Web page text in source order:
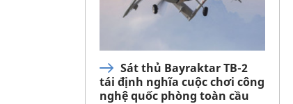
Sát thủ Bayraktar TB-2
tái định nghĩa cuộc chơi công
nghệ quốc phòng toàn cầu